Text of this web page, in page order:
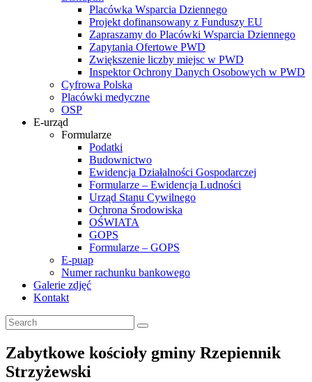
Placówka Wsparcia Dziennego
Projekt dofinansowany z Funduszy EU
Zapraszamy do Placówki Wsparcia Dziennego
Zapytania Ofertowe PWD
Zwiększenie liczby miejsc w PWD
Inspektor Ochrony Danych Osobowych w PWD
Cyfrowa Polska
Placówki medyczne
OSP
E-urząd
Formularze
Podatki
Budownictwo
Ewidencja Działalności Gospodarczej
Formularze – Ewidencja Ludności
Urząd Stanu Cywilnego
Ochrona Środowiska
OŚWIATA
GOPS
Formularze – GOPS
E-puap
Numer rachunku bankowego
Galerie zdjęć
Kontakt
Zabytkowe kościoły gminy Rzepiennik
Strzyżewski